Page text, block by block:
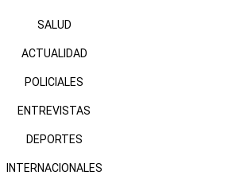
SALUD
ACTUALIDAD
POLICIALES
ENTREVISTAS
DEPORTES
INTERNACIONALES